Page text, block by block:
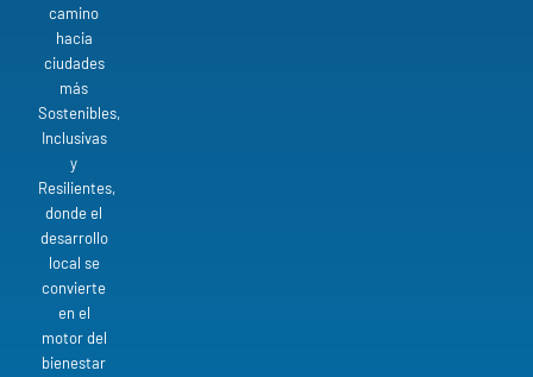
camino
hacia
ciudades
más
Sostenibles,
Inclusivas
y
Resilientes,
donde el
desarrollo
local se
convierte
en el
motor del
bienestar